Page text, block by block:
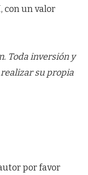
con un valor
Toda inversión y
su propia
por favor